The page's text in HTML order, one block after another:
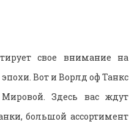
свое внимание на
Вот и Ворлд оф Танкс
Здесь вас ждут
большой ассортимент